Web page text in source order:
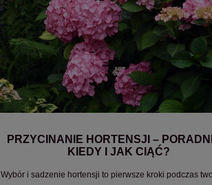
PRZYCINANIE HORTENSJI –
KIEDY I JAK CIĄĆ?
Wybór i sadzenie hortensji to pierwsze kroki podczas